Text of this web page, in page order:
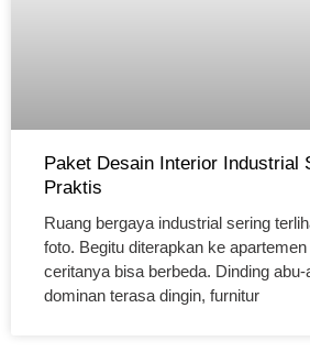
Paket Desain Interior Industrial
Praktis
Ruang bergaya industrial sering
foto. Begitu diterapkan ke
ceritanya bisa berbeda. Dinding
dominan terasa dingin, furnitur